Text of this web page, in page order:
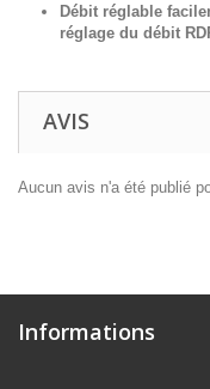
Débit réglable
réglage du débit
AVIS
Aucun avis n'a été publié
Informations